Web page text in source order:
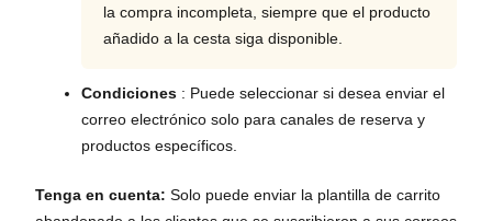
la compra incompleta, siempre que el producto
añadido a la cesta siga disponible.
Condiciones : Puede seleccionar si desea enviar el
correo electrónico solo para canales de reserva y
productos específicos.
Tenga en cuenta: Solo puede enviar la plantilla de carrito